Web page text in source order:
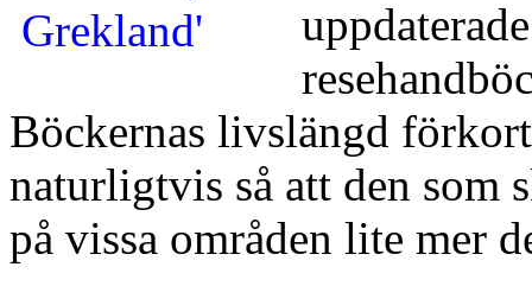
Böckernas livslängd
naturligtvis så att den som
på vissa områden lite mer